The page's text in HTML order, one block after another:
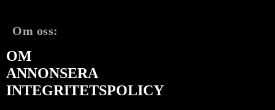
Om oss:
OM
ANNONSERA
INTEGRITETSPOLICY